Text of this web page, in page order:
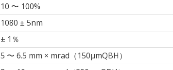
10 〜 100%
1080 ± 5nm
± 1％
5 〜 6.5 mm × mrad（150μmQBH）